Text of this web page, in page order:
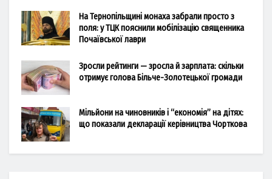
На Тернопільщині монаха забрали просто з
поля: у ТЦК пояснили мобілізацію священника
Почаївської лаври
Зросли рейтинги — зросла й зарплата: скільки
отримує голова Більче-Золотецької громади
Мільйони на чиновників і “економія” на дітях:
що показали декларації керівництва Чорткова